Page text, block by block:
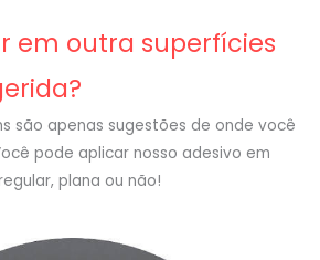
em outra superfícies
são apenas sugestões de onde você
pode aplicar nosso adesivo em
plana ou não!